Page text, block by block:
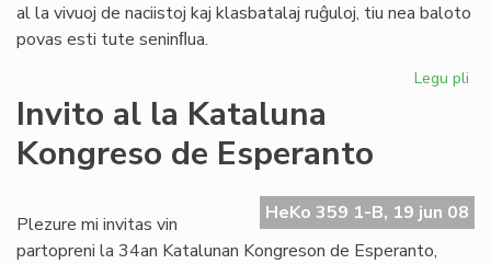
al la vivuoj de naciistoj kaj klasbatalaj ruĝuloj, tiu nea baloto
povas esti tute seninﬂua.
Legu pli
kaj
Invito al la Kataluna
Kongreso de Esperanto
HeKo 359 1-B, 19 jun 08
Plezure mi invitas vin
partopreni la 34an Katalunan Kongreson de Esperanto,